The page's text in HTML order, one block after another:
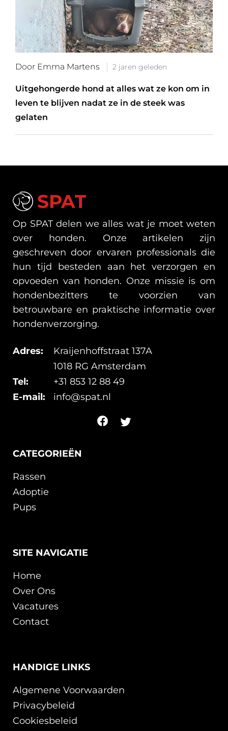
Door Emma Martens 2 jaren geleden
Uitgehongerde hond at alles wat ze kon om in
leven te blijven nadat ze in de steek was
gelaten
CATEGORIEËN
Rassen
Adoptie
Pups
SITE NAVIGATIE
Home
Over Ons
Vacatures
Contact
HANDIGE LINKS
Algemene Voorwaarden
Privacybeleid
Cookiesbeleid
SPAT
Op SPAT delen we alles wat je moet weten
over honden. Onze artikelen zijn
geschreven door ervaren professionals die
hun tijd besteden aan het verzorgen en
opvoeden van honden. Onze missie is om
hondenbezitters te voorzien van
betrouwbare en praktische informatie over
hondenverzorging.
Adres:
Kraijenhoffstraat 137A
1018 RG Amsterdam
Tel:
+31 853 12 88 49
E-mail:
info@spat.nl